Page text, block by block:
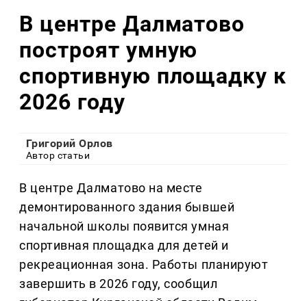
В центре Далматово
построят умную
спортивную площадку к
2026 году
Григорий Орлов
Автор статьи
В центре Далматово на месте
демонтированного здания бывшей
начальной школы появится умная
спортивная площадка для детей и
рекреационная зона. Работы планируют
завершить в 2026 году, сообщил